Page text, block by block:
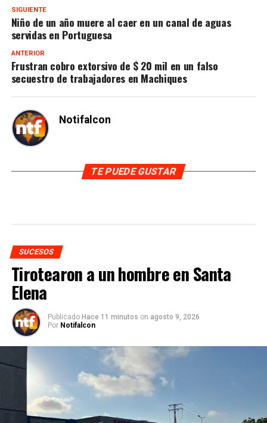
SIGUIENTE
Niño de un año muere al caer en un canal de aguas
servidas en Portuguesa
ANTERIOR
Frustran cobro extorsivo de $ 20 mil en un falso
secuestro de trabajadores en Machiques
Notifalcon
TE PUEDE GUSTAR
SUCESOS
Tirotearon a un hombre en Santa
Elena
Publicado Hace 11 minutos on agosto 9, 2026
Por Notifalcon